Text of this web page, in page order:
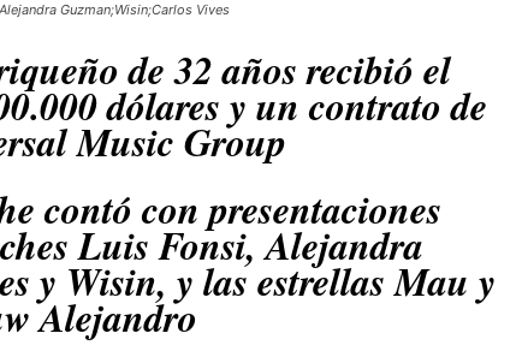
Guzman;Wisin;Carlos Vives
de 32 años recibió el
dólares y un contrato de
Music Group
contó con presentaciones
Luis Fonsi, Alejandra
y Wisin, y las estrellas Mau y
Alejandro